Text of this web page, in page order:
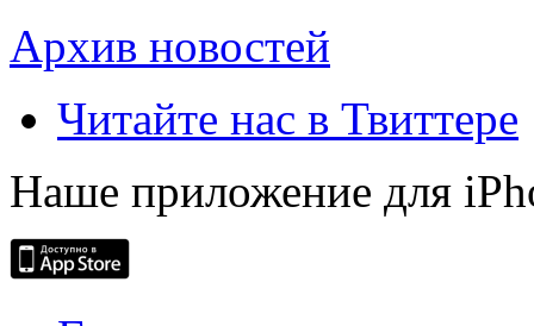
Архив новостей
Читайте нас в Твиттере
Наше приложение для